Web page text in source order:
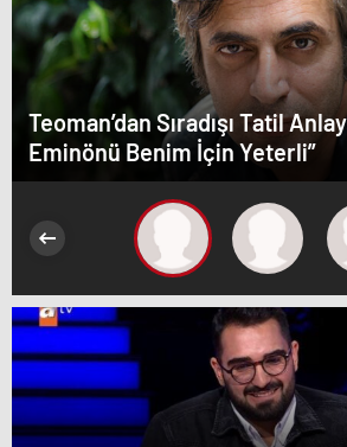
Teoman’dan Sıradışı Tatil
Eminönü Benim İçin Yeterli”